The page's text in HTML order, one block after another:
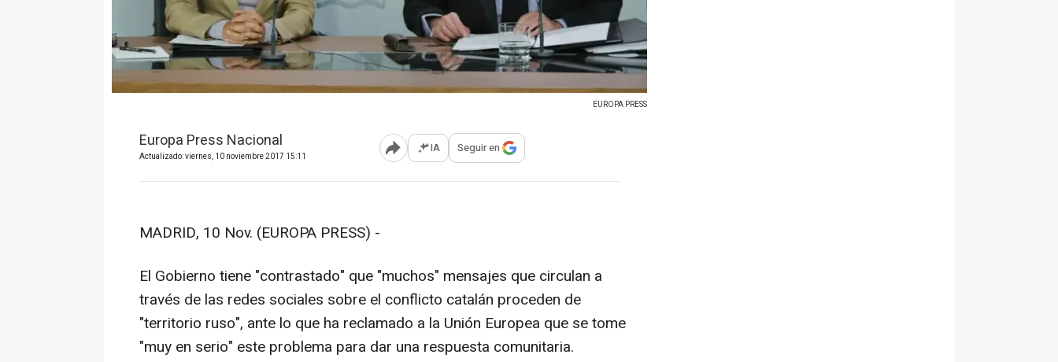
EUROPA PRESS
Europa Press Nacional
Actualizado: viernes, 10 noviembre 2017 15:11 Abrir opciones para compartir
IA Seguir en
MADRID, 10 Nov. (EUROPA PRESS) -
El Gobierno tiene "contrastado" que "muchos" mensajes que circulan a
través de las redes sociales sobre el conflicto catalán proceden de
"territorio ruso", ante lo que ha reclamado a la Unión Europea que se tome
"muy en serio" este problema para dar una respuesta comunitaria.